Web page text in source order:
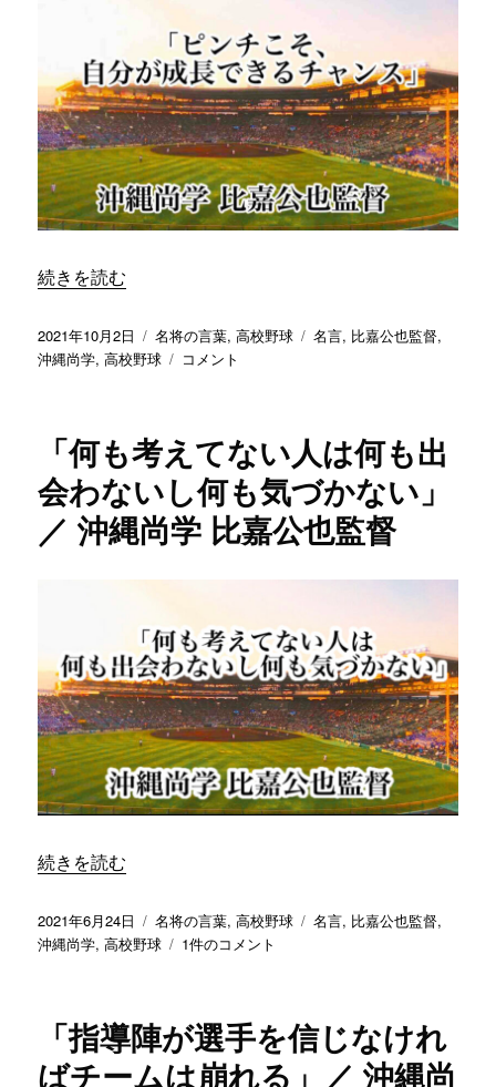
で、
ど
う
最
善
を
尽
く
す
ン
ト」
尚
学
比
嘉
公
に
“「ピンチこそ、自分が成長できるチャンス」／ 沖縄尚
続きを読む
投
稿
2021年10月2日
カ
テ
名将の言葉,高校野球
タ
名言, 比嘉公也監督,
沖縄尚学,高校野球
「ピ
そ、
自
分
が
成
る
チ
ャ
ン
ス」
／
沖
縄
尚
公
也
コメント
「何も考えてない人は何も出
会わないし何も気づかない」
／ 沖縄尚学 比嘉公也監督
“「何も考えてない人は何も出会わないし何も気づかな
続きを読む
投
稿
2021年6月24日
カ
テ
名将の言葉,高校野球
タ
名言, 比嘉公也監督,
沖縄尚学,高校野球
「何
て
い
1件のコメント
「指導陣が選手を信じなけれ
ばチームは崩れる」／ 沖縄尚